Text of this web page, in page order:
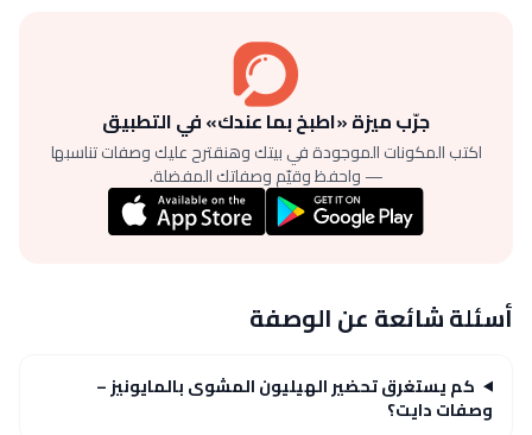
جرّب ميزة «اطبخ بما عندك» في التطبيق
اكتب المكونات الموجودة في بيتك وهنقترح عليك وصفات تناسبها
— واحفظ وقيّم وصفاتك المفضلة.
أسئلة شائعة عن الوصفة
كم يستغرق تحضير الهيليون المشوى بالمايونيز –
وصفات دايت؟